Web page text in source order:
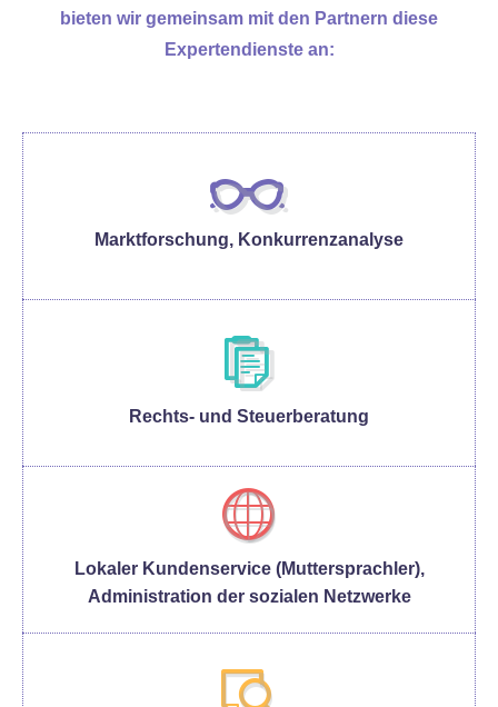
bieten wir gemeinsam mit den Partnern diese
Expertendienste an:
Marktforschung, Konkurrenzanalyse
Rechts- und Steuerberatung
Lokaler Kundenservice (Muttersprachler),
Administration der sozialen Netzwerke